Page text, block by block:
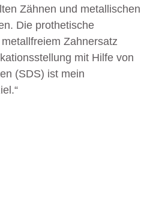
Zähnen und metallischen
Die prothetische
Zahnersatz
mit Hilfe von
(SDS) ist mein